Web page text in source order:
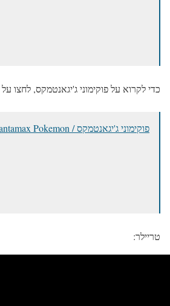
כדי לקרוא על פוקימוני ג'יגאנטמקס, לחצו
פוקימוני ג'יגאנטמקס / Gigantamax Pokemon
טריילר: